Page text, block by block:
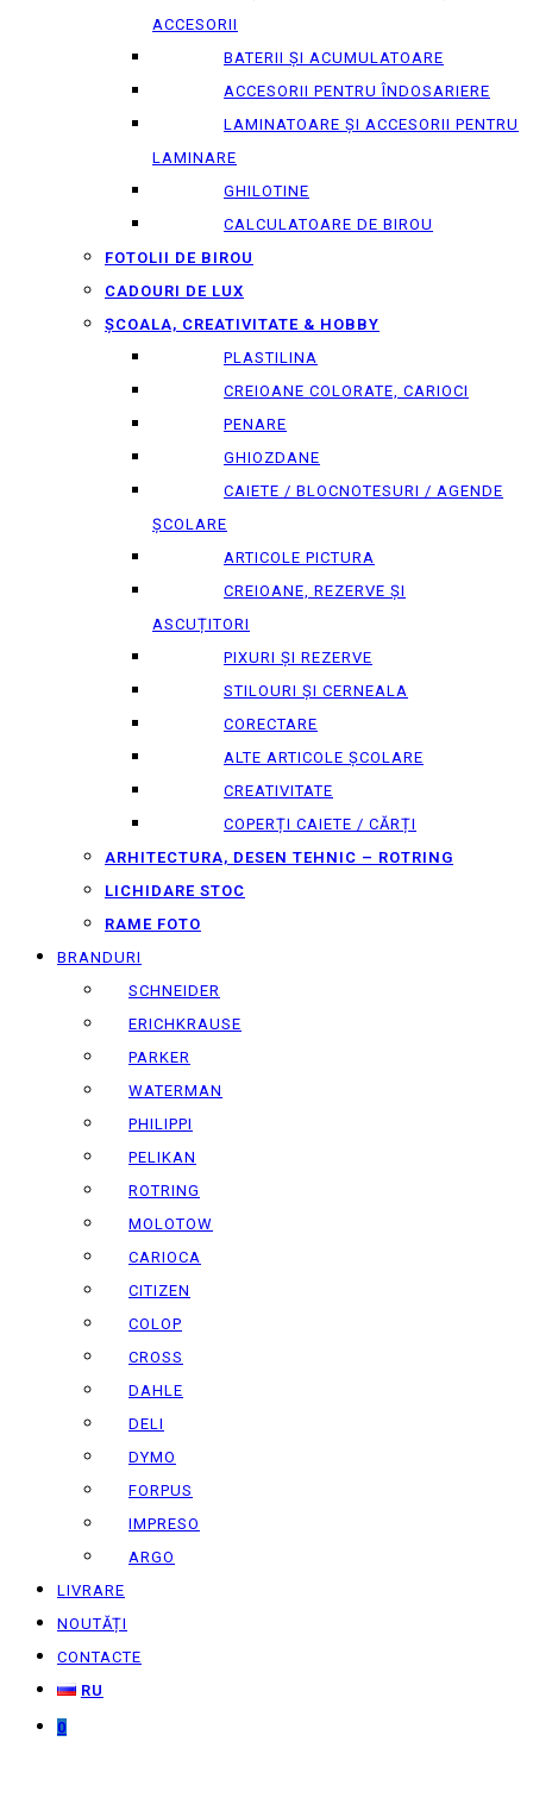
ACCESORII
BATERII ȘI ACUMULATOARE
ACCESORII PENTRU ÎNDOSARIERE
LAMINATOARE ȘI ACCESORII PENTRU
LAMINARE
GHILOTINE
CALCULATOARE DE BIROU
FOTOLII DE BIROU
CADOURI DE LUX
ȘCOALA, CREATIVITATE & HOBBY
PLASTILINA
CREIOANE COLORATE, CARIOCI
PENARE
GHIOZDANE
CAIETE / BLOCNOTESURI / AGENDE
ȘCOLARE
ARTICOLE PICTURA
CREIOANE, REZERVE ȘI
ASCUȚITORI
PIXURI ȘI REZERVE
STILOURI ȘI CERNEALA
CORECTARE
ALTE ARTICOLE ȘCOLARE
CREATIVITATE
COPERȚI CAIETE / CĂRȚI
ARHITECTURA, DESEN TEHNIC – ROTRING
LICHIDARE STOC
RAME FOTO
BRANDURI
SCHNEIDER
ERICHKRAUSE
PARKER
WATERMAN
PHILIPPI
PELIKAN
ROTRING
MOLOTOW
CARIOCA
CITIZEN
COLOP
CROSS
DAHLE
DELI
DYMO
FORPUS
IMPRESO
ARGO
LIVRARE
NOUTĂȚI
CONTACTE
RU
0